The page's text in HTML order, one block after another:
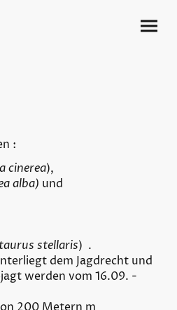
:
cinerea),
alba) und
stellaris) .
dem Jagdrecht und
werden vom 16.09. -